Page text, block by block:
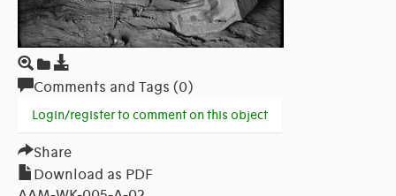
Comments and Tags (0)
Login/register to comment on this object
Share
Download as PDF